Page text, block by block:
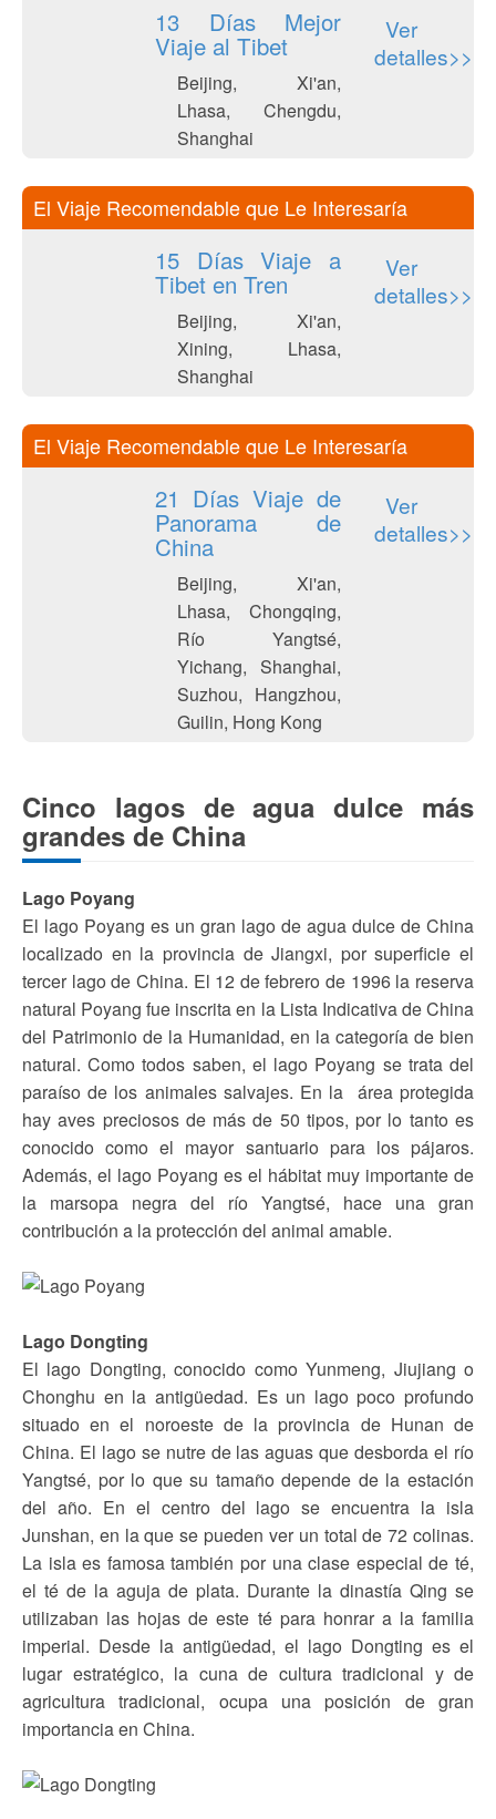
13 Días Mejor
Viaje al Tibet
Beijing, Xi'an,
Lhasa, Chengdu,
Shanghai
Ver
detalles>>
El Viaje Recomendable que Le Interesaría
15 Días Viaje a
Tibet en Tren
Beijing, Xi'an,
Xining, Lhasa,
Shanghai
Ver
detalles>>
El Viaje Recomendable que Le Interesaría
21 Días Viaje de
Panorama de
China
Beijing, Xi'an,
Lhasa, Chongqing,
Río Yangtsé,
Yichang, Shanghai,
Suzhou, Hangzhou,
Guilin, Hong Kong
Ver
detalles>>
Cinco lagos de agua dulce más
grandes de China
Lago Poyang
El lago Poyang es un gran lago de agua dulce de China
localizado en la provincia de Jiangxi, por superficie el
tercer lago de China. El 12 de febrero de 1996 la reserva
natural Poyang fue inscrita en la Lista Indicativa de China
del Patrimonio de la Humanidad, en la categoría de bien
natural. Como todos saben, el lago Poyang se trata del
paraíso de los animales salvajes. En la área protegida
hay aves preciosos de más de 50 tipos, por lo tanto es
conocido como el mayor santuario para los pájaros.
Además, el lago Poyang es el hábitat muy importante de
la marsopa negra del río Yangtsé, hace una gran
contribución a la protección del animal amable.
Lago Dongting
El lago Dongting, conocido como Yunmeng, Jiujiang o
Chonghu en la antigüedad. Es un lago poco profundo
situado en el noroeste de la provincia de Hunan de
China. El lago se nutre de las aguas que desborda el río
Yangtsé, por lo que su tamaño depende de la estación
del año. En el centro del lago se encuentra la isla
Junshan, en la que se pueden ver un total de 72 colinas.
La isla es famosa también por una clase especial de té,
el té de la aguja de plata. Durante la dinastía Qing se
utilizaban las hojas de este té para honrar a la familia
imperial. Desde la antigüedad, el lago Dongting es el
lugar estratégico, la cuna de cultura tradicional y de
agricultura tradicional, ocupa una posición de gran
importancia en China.